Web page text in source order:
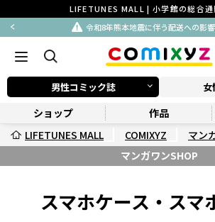
LIFETUNES MALL | 小学館の総合通
令和8年熊本地震に伴う配送への影
男性コミック誌 女
ショップ 作品
LIFETUNES MALL
COMIXYZ マン
マンガワンSHOP
スマホケース・スマ